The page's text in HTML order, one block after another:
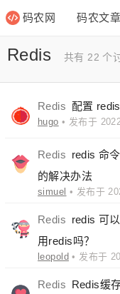
码农网 码农文章
Redis 共有 22 个
Redis 配置
hugo • 发布于
Redis redis 命
的解决办法
simuel • 发布于
Redis redis 可
用redis吗？
leopold • 发布于
Redis Redis缓